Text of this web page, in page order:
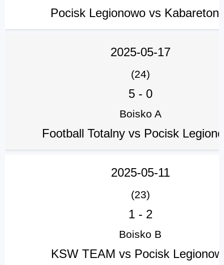
Pocisk Legionowo vs Kabareton
2025-05-17
(24)
5- 0
Boisko A
Football Totalny vs Pocisk
2025-05-11
(23)
1- 2
Boisko B
KSW TEAM vs Pocisk